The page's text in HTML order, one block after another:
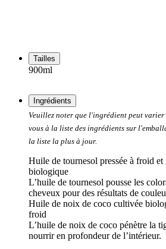
Tailles
900ml
Ingrédients
Veuillez noter que l'ingrédient peut varier
vous à la liste des ingrédients sur
la liste la plus à jour.
Huile de tournesol pressée à froid et
biologique
L’huile de tournesol pousse les
cheveux pour des résultats de
Huile de noix de coco cultivée
froid
L’huile de noix de coco pénètre la
nourrir en profondeur de l’intérieur.